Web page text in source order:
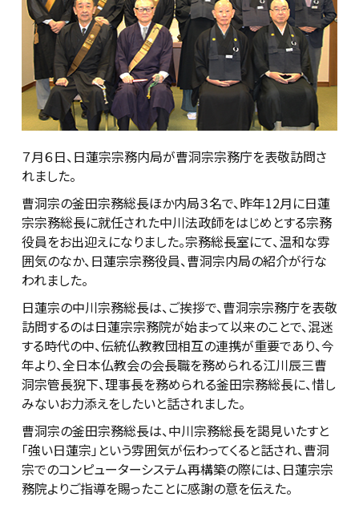
７月６日、日蓮宗宗務内局が曹洞宗宗務庁を表敬訪問さ
れました。
曹洞宗の釜田宗務総長ほか内局３名で、昨年12月に日蓮
宗宗務総長に就任された中川法政師をはじめとする宗務
役員をお出迎えになりました。宗務総長室にて、温和な雰
囲気のなか、日蓮宗宗務役員、曹洞宗内局の紹介が行な
われました。
日蓮宗の中川宗務総長は、ご挨拶で、曹洞宗宗務庁を表敬
訪問するのは日蓮宗宗務院が始まって以来のことで、混迷
する時代の中、伝統仏教教団相互の連携が重要であり、今
年より、全日本仏教会の会長職を務められる江川辰三曹
洞宗管長猊下、理事長を務められる釜田宗務総長に、惜し
みないお力添えをしたいと話されました。
曹洞宗の釜田宗務総長は、中川宗務総長を謁見いたすと
「強い日蓮宗」という雰囲気が伝わってくると話され、曹洞
宗でのコンピューターシステム再構築の際には、日蓮宗宗
務院よりご指導を賜ったことに感謝の意を伝えた。